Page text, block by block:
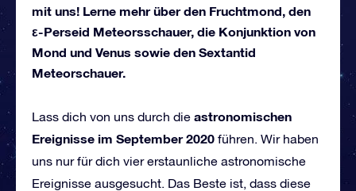
mit uns! Lerne mehr über den Fruchtmond, den
ε-Perseid Meteorsschauer, die Konjunktion von
Mond und Venus sowie den Sextantid
Meteorschauer.
Lass dich von uns durch die astronomischen
Ereignisse im September 2020 führen. Wir haben
uns nur für dich vier erstaunliche astronomische
Ereignisse ausgesucht. Das Beste ist, dass diese